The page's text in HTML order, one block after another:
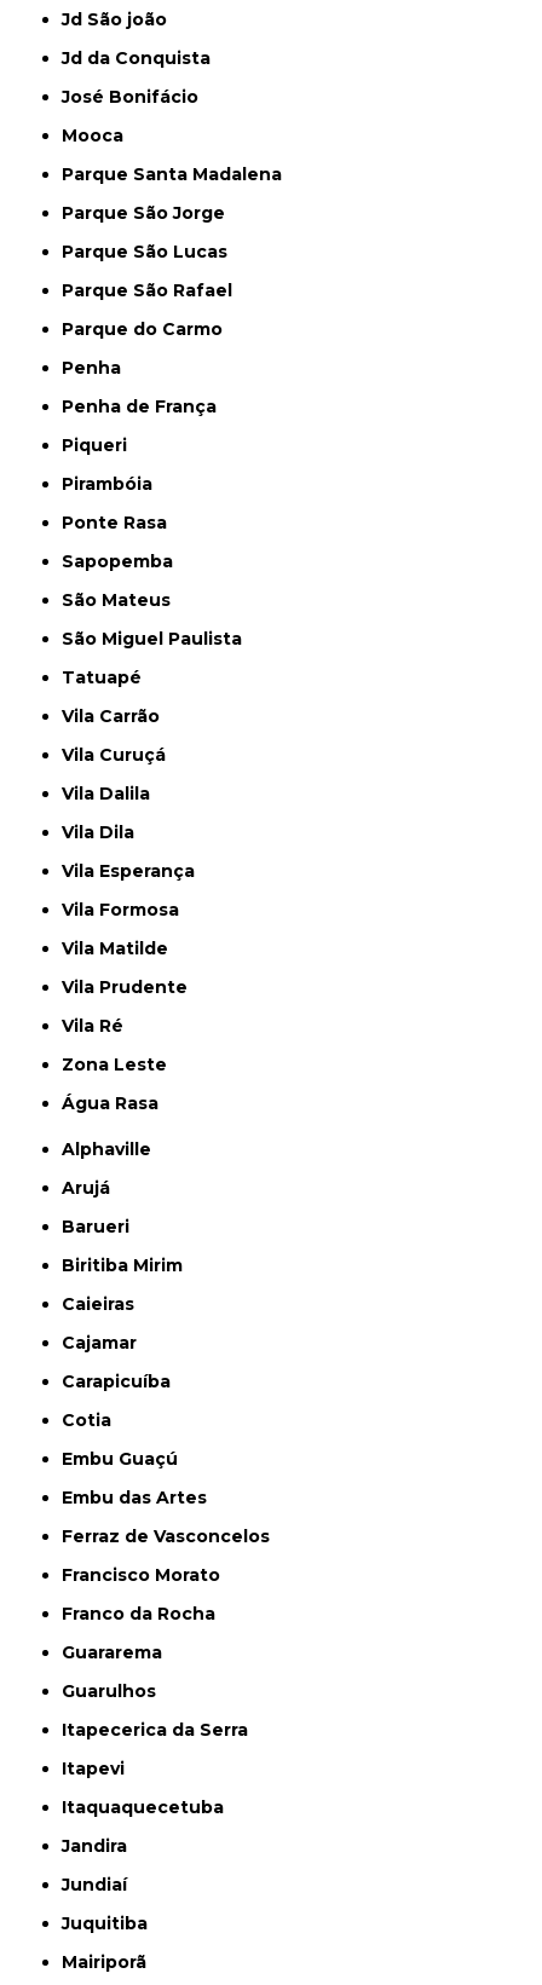
Jd São joão
Jd da Conquista
José Bonifácio
Mooca
Parque Santa Madalena
Parque São Jorge
Parque São Lucas
Parque São Rafael
Parque do Carmo
Penha
Penha de França
Piqueri
Pirambóia
Ponte Rasa
Sapopemba
São Mateus
São Miguel Paulista
Tatuapé
Vila Carrão
Vila Curuçá
Vila Dalila
Vila Dila
Vila Esperança
Vila Formosa
Vila Matilde
Vila Prudente
Vila Ré
Zona Leste
Água Rasa
Alphaville
Arujá
Barueri
Biritiba Mirim
Caieiras
Cajamar
Carapicuíba
Cotia
Embu Guaçú
Embu das Artes
Ferraz de Vasconcelos
Francisco Morato
Franco da Rocha
Guararema
Guarulhos
Itapecerica da Serra
Itapevi
Itaquaquecetuba
Jandira
Jundiaí
Juquitiba
Mairiporã